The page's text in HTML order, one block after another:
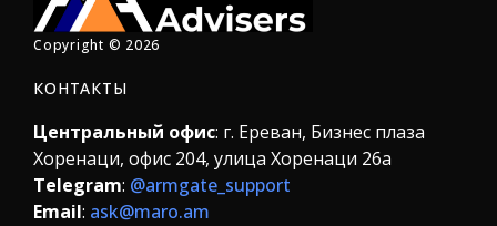
Copyright © 2026
КОНТАКТЫ
Центральный офис: г. Ереван, Бизнес плаза
Хоренаци, офис 204, улица Хоренаци 26а
Telegram: @armgate_support
Email: ask@maro.am